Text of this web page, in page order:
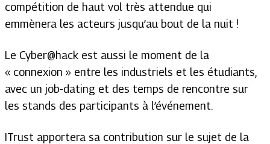
compétition de haut vol très attendue qui
emmènera les acteurs jusqu’au bout de la nuit !
Le Cyber@hack est aussi le moment de la
« connexion » entre les industriels et les étudiants,
avec un job-dating et des temps de rencontre sur
les stands des participants à l’événement.
ITrust apportera sa contribution sur le sujet de la